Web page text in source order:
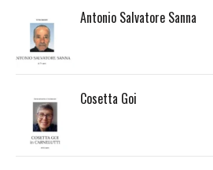
Antonio Salvatore Sanna
Cosetta Goi